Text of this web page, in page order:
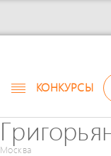
КОНКУРСЫ
Москва